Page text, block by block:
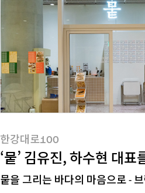
한강대로100
한강대로100
‘뭍’ 김유진, 하수현 대표
뭍을 그리는 바다의 마음으로 -